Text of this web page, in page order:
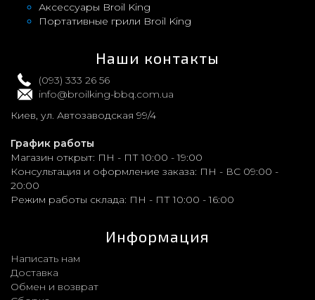
Аксессуары Broil King
Портативные грили Broil King
Наши контакты
(093) 333 26 56
info@broilking-bbq.com.ua
Киев, ул. Автозаводская 99/4
График работы
Магазин открыт: ПН - ПТ 10:00 - 19:00
Консультация и оформление заказа: ПН - ВС 09:00 -
20:00
Режим работы склада: ПН - ПТ 10:00 - 16:00
Информация
Написать нам
Доставка
Обмен и возврат